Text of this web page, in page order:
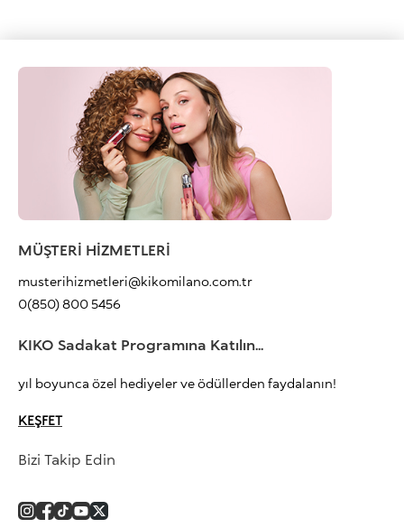
MÜŞTERİ HİZMETLERİ
musterihizmetleri@kikomilano.com.tr
0(850) 800 5456
KIKO Sadakat Programına Katılın...
yıl boyunca özel hediyeler ve ödüllerden faydalanın!
KEŞFET
Bizi Takip Edin